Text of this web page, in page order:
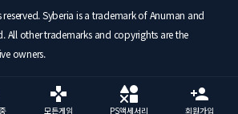
Syberia is a trademark of Anuman and
All other trademarks and copyrights are the
owners.
모든게임 PS액세서리 회원가입